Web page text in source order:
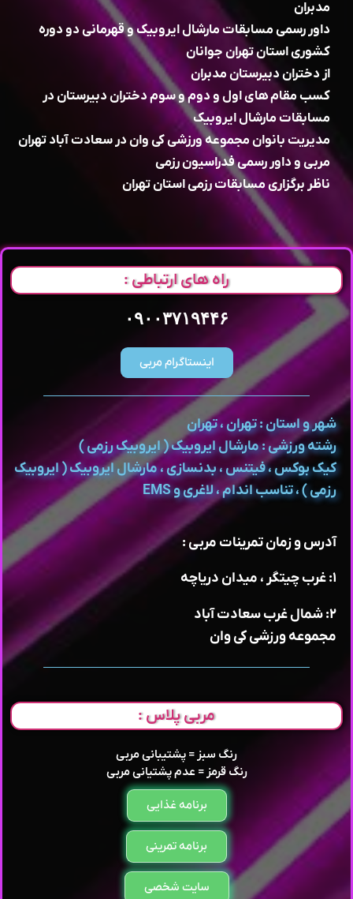
مدبران
داور رسمی مسابقات مارشال ایروبیک و قهرمانی دو دوره
کشوری استان تهران جوانان
از دختران دبیرستان مدبران
کسب مقام های اول و دوم و سوم دختران دبیرستان در
مسابقات مارشال ایروبیک
مدیریت بانوان مجموعه ورزشی کی وان در سعادت آباد تهران
مربی و داور رسمی فدراسیون رزمی
ناظر برگزاری مسابقات رزمی استان تهران
راه های ارتباطی :
۰۹۰۰۳۷۱۹۴۴۶
اینستاگرام مربی
شهر و استان : تهران ، تهران
رشته ورزشی : مارشال ایروبیک ( ایروبیک رزمی )
کیک بوکس ، فیتنس ، بدنسازی ، مارشال ایروبیک ( ایروبیک
رزمی ) ، تناسب اندام ، لاغری و EMS
آدرس و زمان تمرینات مربی :
۱: غرب چیتگر ، میدان دریاچه
۲: شمال غرب سعادت آباد
مجموعه ورزشی کی وان
مربی پلاس :
رنگ سبز = پشتیبانی مربی
رنگ قرمز = عدم پشتیانی مربی
برنامه غذایی
برنامه تمرینی
سایت شخصی